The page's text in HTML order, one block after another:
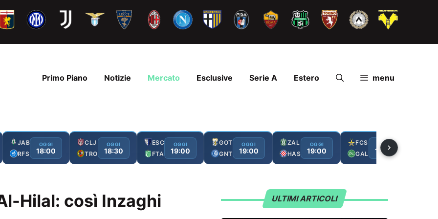
Primo Piano Notizie Mercato Esclusive Serie A Estero menu
JAB
RFS
OGGI
18:00
CLJ
TRO
OGGI
18:30
ESC
FTA
OGGI
19:00
GOT
GNT
OGGI
19:00
ZAL
HAS
OGGI
19:00
FCS
GAL
OGGI
19:00
Hilal: così Inzaghi
ULTIMI ARTICOLI